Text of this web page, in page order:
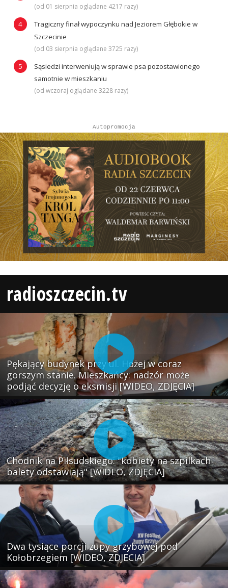
(od 01 sierpnia oglądane 4217 razy)
Tragiczny finał wypoczynku nad Jeziorem Głębokie w
Szczecinie
(od 03 sierpnia oglądane 3725 razy)
Sąsiedzi interweniują w sprawie psa pozostawionego
samotnie w mieszkaniu
(od wczoraj oglądane 3228 razy)
Autopromocja
radioszczecin.tv
Pękający budynek przy ul. Hożej w coraz
gorszym stanie. Mieszkańcy: nadzór może
podjąć decyzję o eksmisji [WIDEO, ZDJĘCIA]
Chodnik na Piłsudskiego: "kobiety na szpilkach
balety odstawiają" [WIDEO, ZDJĘCIA]
Dwa tysiące porcji zupy grzybowej pod
Kołobrzegiem [WIDEO, ZDJECIA]